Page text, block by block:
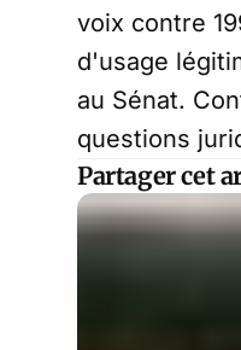
voix contre
d'usage
au Sénat.
questions
Partager cet